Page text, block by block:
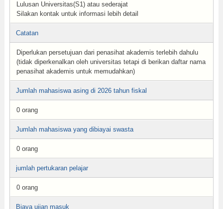
Lulusan Universitas(S1) atau sederajat
Silakan kontak untuk informasi lebih detail
Catatan
Diperlukan persetujuan dari penasihat akademis terlebih dahulu
(tidak diperkenalkan oleh universitas tetapi di berikan daftar nama
penasihat akademis untuk memudahkan)
Jumlah mahasiswa asing di 2026 tahun fiskal
0 orang
Jumlah mahasiswa yang dibiayai swasta
0 orang
jumlah pertukaran pelajar
0 orang
Biaya ujian masuk